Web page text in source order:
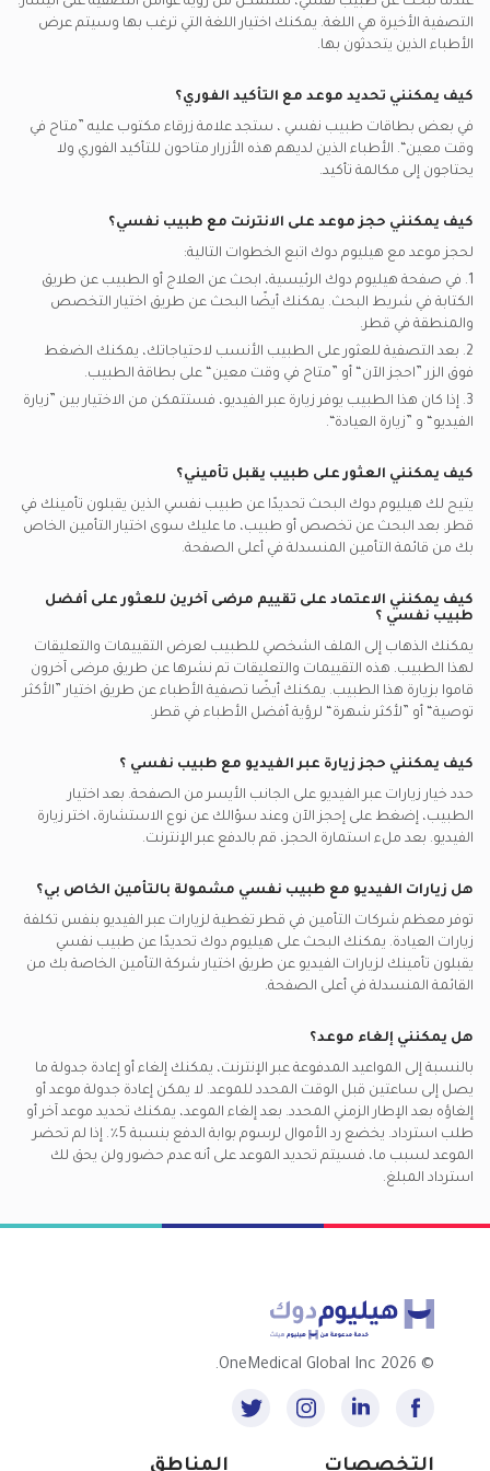
بوبا يدعم تأمين اطباء نفسيين
التصفية الأخيرة هي اللغة. يمكنك اختيار اللغة التي ترغب بها وسيتم عرض
الأطباء الذين يتحدثون بها.
كيف يمكنني تحديد موعد مع التأكيد الفوري؟
في بعض بطاقات طبيب نفسي ، ستجد علامة زرقاء مكتوب عليه ”متاح في
وقت معين“. الأطباء الذين لديهم هذه الأزرار متاحون للتأكيد الفوري ولا
يحتاجون إلى مكالمة تأكيد.
كيف يمكنني حجز موعد على الانترنت مع طبيب نفسي؟
لحجز موعد مع هيليوم دوك اتبع الخطوات التالية:
1. في صفحة هيليوم دوك الرئيسية، ابحث عن العلاج أو الطبيب عن طريق
الكتابة في شريط البحث. يمكنك أيضًا البحث عن طريق اختيار التخصص
والمنطقة في قطر.
2. بعد التصفية للعثور على الطبيب الأنسب لاحتياجاتك، يمكنك الضغط
فوق الزر ”احجز الآن“ أو ”متاح في وقت معين“ على بطاقة الطبيب.
3. إذا كان هذا الطبيب يوفر زيارة عبر الفيديو، فستتمكن من الاختيار بين ”زيارة
الفيديو“ و ”زيارة العيادة“.
كيف يمكنني العثور على طبيب يقبل تأميني؟
يتيح لك هيليوم دوك البحث تحديدًا عن طبيب نفسي الذين يقبلون تأمينك في
قطر. بعد البحث عن تخصص أو طبيب، ما عليك سوى اختيار التأمين الخاص
بك من قائمة التأمين المنسدلة في أعلى الصفحة.
كيف يمكنني الاعتماد على تقييم مرضى آخرين للعثور على أفضل
طبيب نفسي ؟
يمكنك الذهاب إلى الملف الشخصي للطبيب لعرض التقييمات والتعليقات
لهذا الطبيب. هذه التقييمات والتعليقات تم نشرها عن طريق مرضى آخرون
قاموا بزيارة هذا الطبيب. يمكنك أيضًا تصفية الأطباء عن طريق اختيار ”الأكثر
توصية“ أو ”لأكثر شهرة“ لرؤية أفضل الأطباء في قطر.
كيف يمكنني حجز زيارة عبر الفيديو مع طبيب نفسي ؟
حدد خيار زيارات عبر الفيديو على الجانب الأيسر من الصفحة. بعد اختيار
الطبيب، إضغط على إحجز الآن وعند سؤالك عن نوع الاستشارة، اختر زيارة
الفيديو. بعد ملء استمارة الحجز، قم بالدفع عبر الإنترنت.
هل زيارات الفيديو مع طبيب نفسي مشمولة بالتأمين الخاص بي؟
توفر معظم شركات التأمين في قطر تغطية لزيارات عبر الفيديو بنفس تكلفة
زيارات العيادة. يمكنك البحث على هيليوم دوك تحديدًا عن طبيب نفسي
يقبلون تأمينك لزيارات الفيديو عن طريق اختيار شركة التأمين الخاصة بك من
القائمة المنسدلة في أعلى الصفحة.
هل يمكنني إلغاء موعد؟
بالنسبة إلى المواعيد المدفوعة عبر الإنترنت، يمكنك إلغاء أو إعادة جدولة ما
يصل إلى ساعتين قبل الوقت المحدد للموعد. لا يمكن إعادة جدولة موعد أو
إلغاؤه بعد الإطار الزمني المحدد. بعد إلغاء الموعد، يمكنك تحديد موعد آخر أو
طلب استرداد. يخضع رد الأموال لرسوم بوابة الدفع بنسبة 5٪. إذا لم تحضر
الموعد لسبب ما، فسيتم تحديد الموعد على أنه عدم حضور ولن يحق لك
استرداد المبلغ.
©
2026 OneMedical Global Inc.